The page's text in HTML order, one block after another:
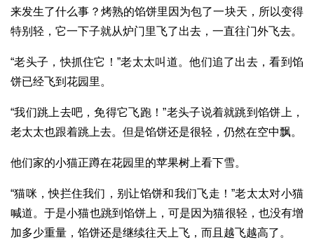
来发生了什么事？烤熟的馅饼里因为包了一块天，所以变得
特别轻，它一下子就从炉门里飞了出去，一直往门外飞去。
“老头子，快抓住它！”老太太叫道。他们追了出去，看到馅
饼已经飞到花园里。
“我们跳上去吧，免得它飞跑！”老头子说着就跳到馅饼上，
老太太也跟着跳上去。但是馅饼还是很轻，仍然在空中飘。
他们家的小猫正蹲在花园里的苹果树上看下雪。
“猫咪，怏拦住我们，别让馅饼和我们飞走！”老太太对小猫
喊道。于是小猫也跳到馅饼上，可是因为猫很轻，也没有增
加多少重量，馅饼还是继续往天上飞，而且越飞越高了。